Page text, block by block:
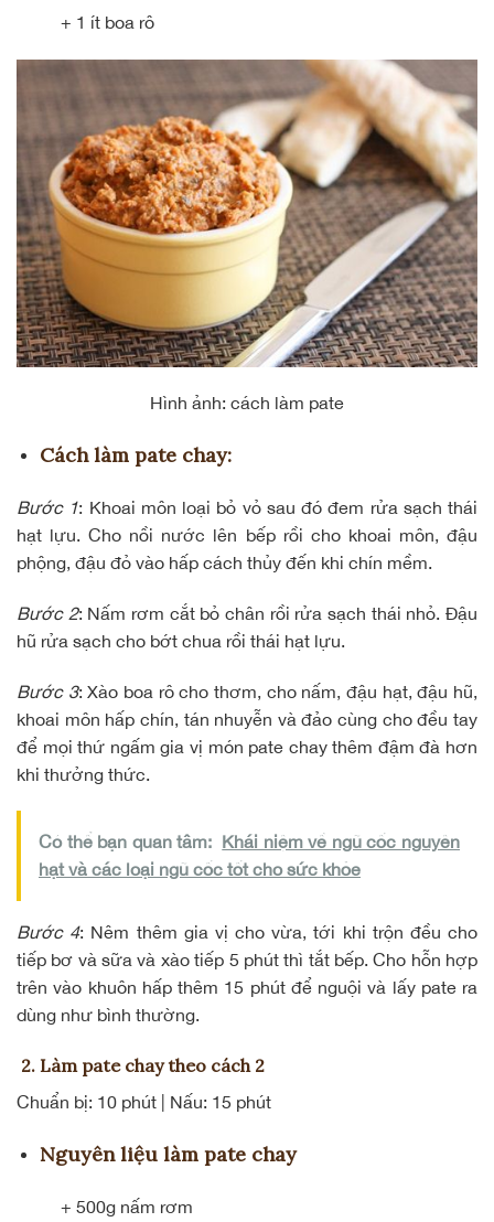
+ 1 ít boa rô
Hình ảnh: cách làm pate
Cách làm pate chay:
Bước 1: Khoai môn loại bỏ vỏ sau đó đem rửa sạch thái
hạt lựu. Cho nồi nước lên bếp rồi cho khoai môn, đậu
phộng, đậu đỏ vào hấp cách thủy đến khi chín mềm.
Bước 2: Nấm rơm cắt bỏ chân rồi rửa sạch thái nhỏ. Đậu
hũ rửa sạch cho bớt chua rồi thái hạt lựu.
Bước 3: Xào boa rô cho thơm, cho nấm, đậu hạt, đậu hũ,
khoai môn hấp chín, tán nhuyễn và đảo cùng cho đều tay
để mọi thứ ngấm gia vị món pate chay thêm đậm đà hơn
khi thưởng thức.
Có thể bạn quan tâm: Khái niệm về ngũ cốc nguyên
hạt và các loại ngũ cốc tốt cho sức khỏe
Bước 4: Nêm thêm gia vị cho vừa, tới khi trộn đều cho
tiếp bơ và sữa và xào tiếp 5 phút thì tắt bếp. Cho hỗn hợp
trên vào khuôn hấp thêm 15 phút để nguội và lấy pate ra
dùng như bình thường.
2. Làm pate chay theo cách 2
Chuẩn bị: 10 phút | Nấu: 15 phút
Nguyên liệu làm pate chay
+ 500g nấm rơm